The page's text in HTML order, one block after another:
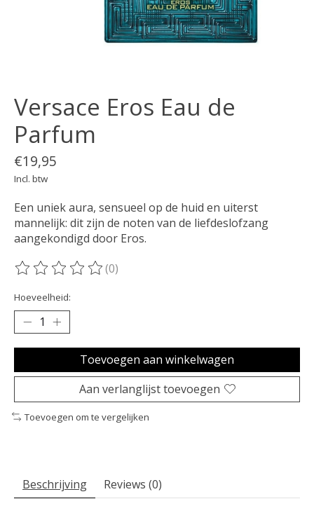
Versace Eros Eau de
Parfum
€19,95
Incl. btw
Een uniek aura, sensueel op de huid en uiterst
mannelijk: dit zijn de noten van de liefdeslofzang
aangekondigd door Eros.
De beoordeling van dit product is
(0)
Hoeveelheid:
Toevoegen aan winkelwagen
Aan verlanglijst toevoegen
Toevoegen om te vergelijken
Beschrijving Reviews (0)